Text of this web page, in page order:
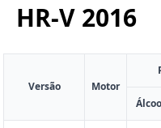
HR-V 2016
Versão Motor